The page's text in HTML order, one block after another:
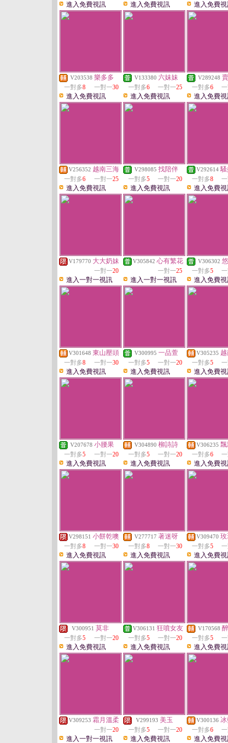
進入免費視訊 進入免費視訊 進入免費
V203538 樂多多
一對多8 一對一30
進入免費視訊
V133380 六妹妹
一對多6 一對一25
進入免費視訊
V289248
一對多6
進入免費
V256352 越南三海
一對多6 一對一25
進入免費視訊
V298085 找陪伴
一對多5 一對一20
進入免費視訊
V292614
一對多8
進入免費
V179770 大大奶妹
一對一20
進入一對一視訊
V305842 心有繁花
一對一25
進入一對一視訊
V306302
一對多5
進入免費
V301648 東山壓頭
一對多8 一對一30
進入免費視訊
V300995 一品萱
一對多5 一對一20
進入免費視訊
V305235
一對多5
進入免費
V207678 小腰果
一對多5 一對一20
進入免費視訊
V304890 柳詩詩
一對多5 一對一20
進入免費視訊
V306235
一對多6
進入免費
V298151 小餅乾噢
一對多8 一對一30
進入免費視訊
V277717 著迷呀
一對多8 一對一30
進入免費視訊
V309470
一對多5
進入免費
V300951 莫非
一對多5 一對一20
進入免費視訊
V306131 狂噴女友
一對多5 一對一20
進入免費視訊
V170568
一對多5
進入免費
V309253 霜月溫柔
一對一20
進入一對一視訊
V299193 美玉
一對多5 一對一20
進入免費視訊
V300136
一對多6
進入免費